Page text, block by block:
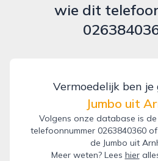
wie dit
Vermoedelijk ben je
Jumbo uit
Volgens onze database is
telefoonnummer 0263840360
de Jumbo uit
Meer weten? Lees hier